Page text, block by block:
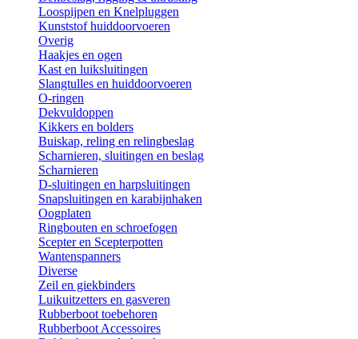
Loospijpen en Knelpluggen
Kunststof huiddoorvoeren
Overig
Haakjes en ogen
Kast en luiksluitingen
Slangtulles en huiddoorvoeren
O-ringen
Dekvuldoppen
Kikkers en bolders
Buiskap, reling en relingbeslag
Scharnieren, sluitingen en beslag
Scharnieren
D-sluitingen en harpsluitingen
Snapsluitingen en karabijnhaken
Oogplaten
Ringbouten en schroefogen
Scepter en Scepterpotten
Wantenspanners
Diverse
Zeil en giekbinders
Luikuitzetters en gasveren
Rubberboot toebehoren
Rubberboot Accessoires